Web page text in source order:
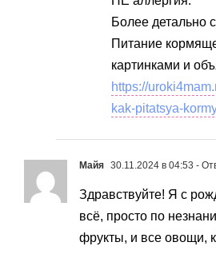
Более детально
Питание
картинками и
https://
kak-pitatsya-
Майя 30.11.2024 в 04:53 -
Здравствуйте! Я с
всё, просто по
фрукты, и все овощи,